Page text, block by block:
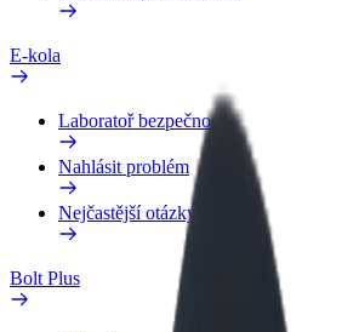
E-kola
Laboratoř bezpečnosti
Nahlásit problém
Nejčastější otázky
Bolt Plus